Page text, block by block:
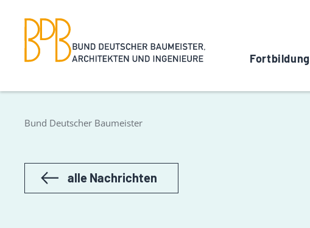
Fortbildung
Bund Deutscher Baumeister
alle Nachrichten